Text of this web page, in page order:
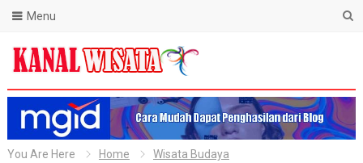
Blog Kanal Wisata
Menu
You Are Here Home Wisata Budaya